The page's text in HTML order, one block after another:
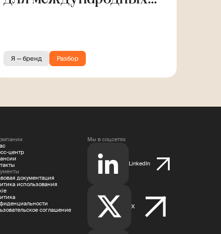
Я — бренд Разбор
центр
документация
использования
соглашение
Мы в соцсетях
LinkedIn
X